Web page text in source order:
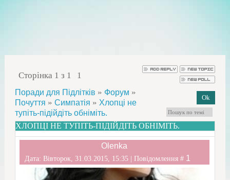
Сторінка 1 з 1 1
Поради для Підлітків » Форум »
Почуття » Симпатія » Хлопці не
тупіть-підійдіть обніміть.
ХЛОПЦІ НЕ ТУПІТЬ-ПІДІЙДІТЬ ОБНІМІТЬ.
Olenka
Дата: Вівторок, 31.03.2015, 15:35 | Повідомлення # 1